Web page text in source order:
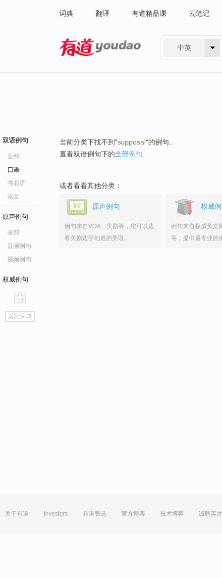
词典 翻译 有道精品课 云笔记
中英
双语例句
全部
口语
书面语
论文
原声例句
全部
音频例句
视频例句
权威例句
go
top
返回词典
当前分类下找不到"supposal"的例句。
查看双语例句下的全部例句
或者看看其他分类：
原声例句
例句来自VOA、美剧等，您可以边
看美剧边学地道的美语。
权威
例句来自权威英文
等，提供最专业的
关于有道 Investors 有道智选 官方博客 技术博客 诚聘英才